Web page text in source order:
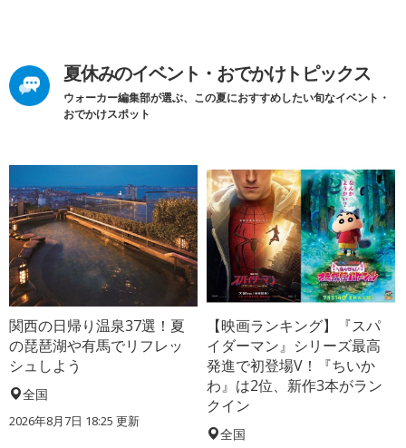
夏休みのイベント・おでかけトピックス
ウォーカー編集部が選ぶ、この夏におすすめしたい旬なイベント・
おでかけスポット
関西の日帰り温泉37選！夏
の琵琶湖や有馬でリフレッ
シュしよう
全国
2026年8月7日 18:25 更新
【映画ランキング】『スパ
イダーマン』シリーズ最高
発進で初登場V！『ちいか
わ』は2位、新作3本がラン
クイン
全国